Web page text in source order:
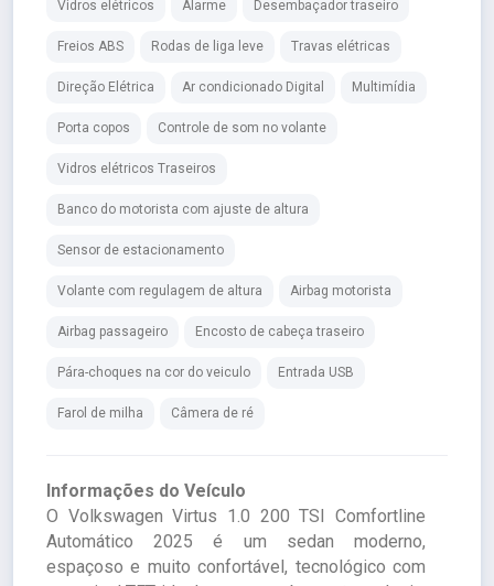
Vidros elétricos Alarme Desembaçador traseiro
Freios ABS Rodas de liga leve Travas elétricas
Direção Elétrica Ar condicionado Digital Multimídia
Porta copos Controle de som no volante
Vidros elétricos Traseiros
Banco do motorista com ajuste de altura
Sensor de estacionamento
Volante com regulagem de altura Airbag motorista
Airbag passageiro Encosto de cabeça traseiro
Pára-choques na cor do veiculo Entrada USB
Farol de milha Câmera de ré
Informações do Veículo
O Volkswagen Virtus 1.0 200 TSI Comfortline
Automático 2025 é um sedan moderno,
espaçoso e muito confortável, tecnológico com